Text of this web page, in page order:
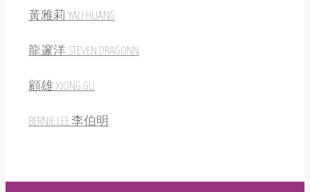
黃雅莉 YALI HUANG
龍邃洋 STEVEN DRAGONN
顧雄 XIONG GU
BERNIE LEE 李伯明